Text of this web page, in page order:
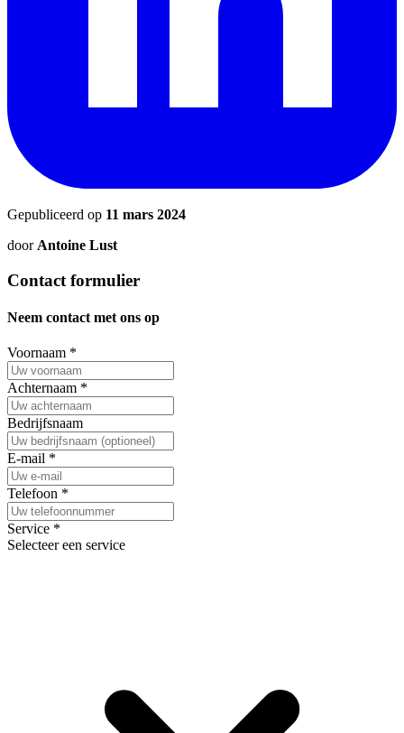
Gepubliceerd op 11 mars 2024
door Antoine Lust
Contact formulier
Neem contact met ons op
Voornaam *
Achternaam *
Bedrijfsnaam
E-mail *
Telefoon *
Service *
Selecteer een service